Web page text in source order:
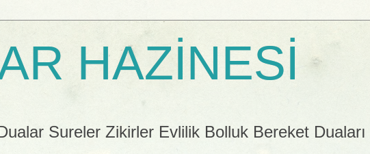
HAZİNESİ
Sureler Zikirler Evlilik Bolluk Bereket Duaları